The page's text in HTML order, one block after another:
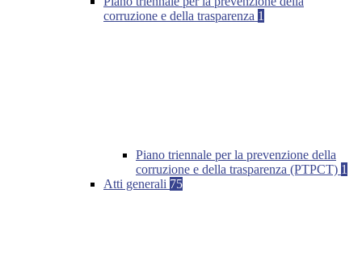
corruzione e della trasparenza 1
Piano triennale per la prevenzione della
corruzione e della trasparenza (PTPCT) 1
Atti generali 75